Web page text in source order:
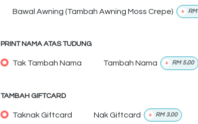
Bawal Awning (Tambah Awning Moss Crepe) + RM
PRINT NAMA ATAS TUDUNG
Tak Tambah Nama Tambah Nama + RM 5.00
TAMBAH GIFTCARD
Taknak Giftcard Nak Giftcard + RM 3.00